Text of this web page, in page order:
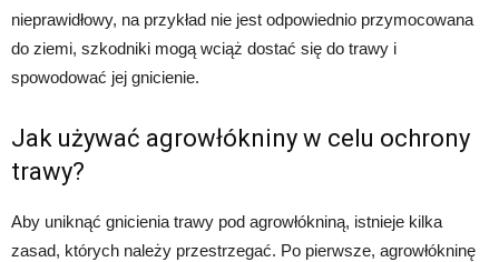
nieprawidłowy, na przykład nie jest odpowiednio przymocowana
do ziemi, szkodniki mogą wciąż dostać się do trawy i
spowodować jej gnicienie.
Jak używać agrowłókniny w celu ochrony
trawy?
Aby uniknąć gnicienia trawy pod agrowłókniną, istnieje kilka
zasad, których należy przestrzegać. Po pierwsze, agrowłókninę